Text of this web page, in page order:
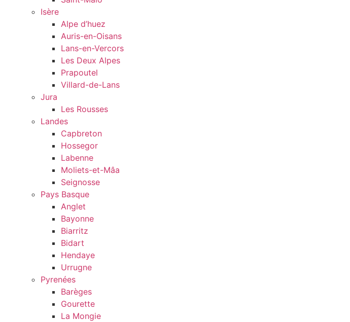
Isère
Alpe d’huez
Auris-en-Oisans
Lans-en-Vercors
Les Deux Alpes
Prapoutel
Villard-de-Lans
Jura
Les Rousses
Landes
Capbreton
Hossegor
Labenne
Moliets-et-Mâa
Seignosse
Pays Basque
Anglet
Bayonne
Biarritz
Bidart
Hendaye
Urrugne
Pyrenées
Barèges
Gourette
La Mongie